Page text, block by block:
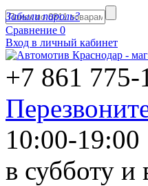
Сравнение 0
Вход в личный кабинет
+7 861 775-
10:00-19:00
в субботу и
Забыли пароль?